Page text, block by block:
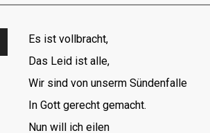
Es ist vollbracht,
Das Leid ist alle,
Wir sind von unserm Sündenfalle
In Gott gerecht gemacht.
Nun will ich eilen